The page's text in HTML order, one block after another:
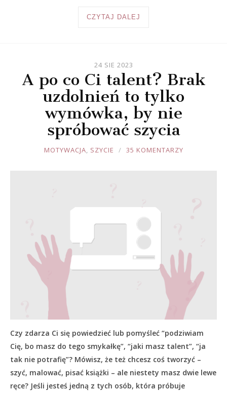
CZYTAJ DALEJ
24 SIE 2023
A po co Ci talent? Brak
uzdolnień to tylko
wymówka, by nie
spróbować szycia
JOULE
MOTYWACJA, SZYCIE 35 KOMENTARZY
Czy zdarza Ci się powiedzieć lub pomyśleć “podziwiam
Cię, bo masz do tego smykałkę”, “jaki masz talent”, “ja
tak nie potrafię”? Mówisz, że też chcesz coś tworzyć –
szyć, malować, pisać książki – ale niestety masz dwie lewe
ręce? Jeśli jesteś jedną z tych osób, która próbuje